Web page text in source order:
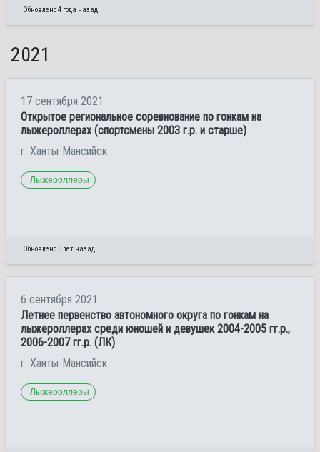
Обновлено 4 года назад
2021
17 сентября 2021
Открытое региональное соревнование по гонкам на
лыжероллерах (спортсмены 2003 г.р. и старше)
г. Ханты-Мансийск
Лыжероллеры
Обновлено 5 лет назад
6 сентября 2021
Летнее первенство автономного округа по гонкам на
лыжероллерах среди юношей и девушек 2004-2005 гг.р.,
2006-2007 гг.р. (ЛК)
г. Ханты-Мансийск
Лыжероллеры